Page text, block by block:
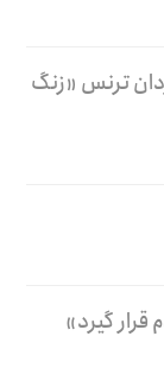
ترنس «زنگ
گیرد»